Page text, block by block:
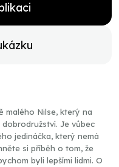
malého Nilse, který na
Je vůbec
jedináčka, který nemá
si příběh o tom, že
byli lepšími lidmi. O